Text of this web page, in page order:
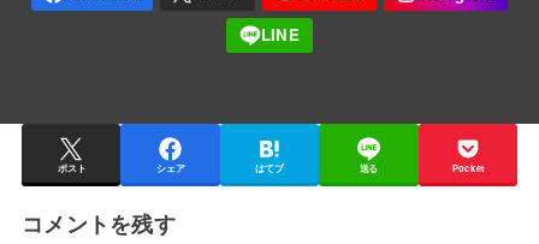
ポスト シェア はてブ 送る Pocket
コメントを残す